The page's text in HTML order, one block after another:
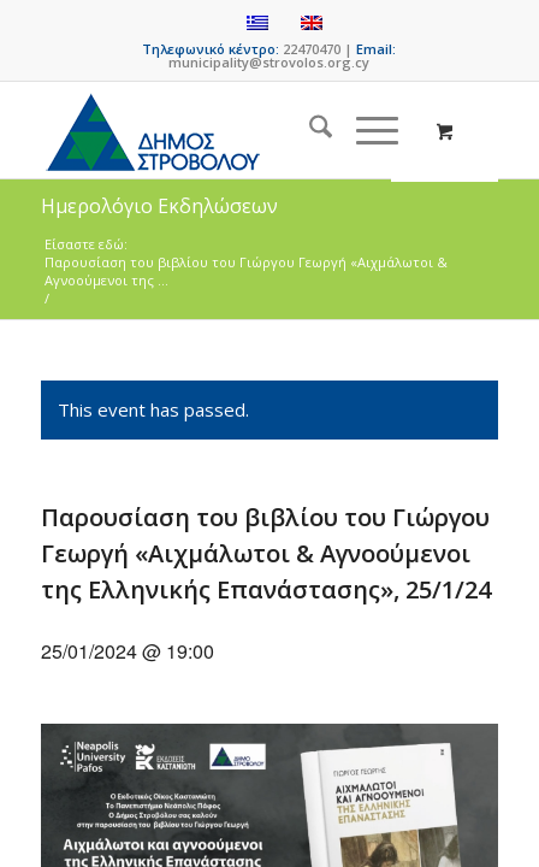
Τηλεφωνικό κέντρο: 22470470 |Email:
municipality@strovolos.org.cy
Ημερολόγιο Εκδηλώσεων
Είσαστε εδώ:
Παρουσίαση του βιβλίου του Γιώργου Γεωργή «Αιχμάλωτοι &
Αγνοούμενοι της ...
/
This event has passed.
Παρουσίαση του βιβλίου του Γιώργου
Γεωργή «Αιχμάλωτοι & Αγνοούμενοι
της Ελληνικής Επανάστασης», 25/1/24
25/01/2024 @ 19:00